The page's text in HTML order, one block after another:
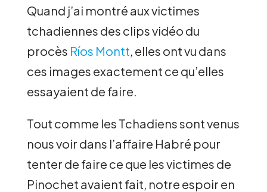
Quand j’ai montré aux victimes
tchadiennes des clips vidéo du
procès Ríos Montt, elles ont vu dans
ces images exactement ce qu’elles
essayaient de faire.
Tout comme les Tchadiens sont venus
nous voir dans l’affaire Habré pour
tenter de faire ce que les victimes de
Pinochet avaient fait, notre espoir en